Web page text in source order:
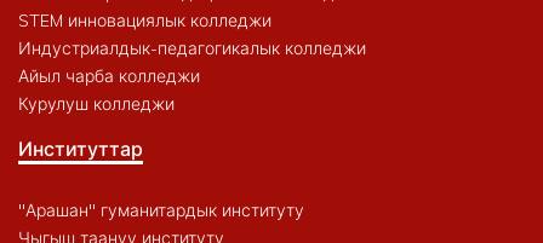
STEM инновациялык колледжи
Индустриалдык-педагогикалык колледжи
Айыл чарба колледжи
Курулуш колледжи
Институттар
"Арашан" гуманитардык институту
Чыгыш таануу институту